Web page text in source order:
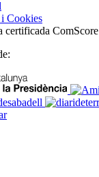
Cookies
certificada ComScore